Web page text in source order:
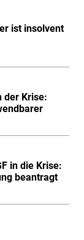
ist insolvent
der Krise:
in die Krise:
beantragt